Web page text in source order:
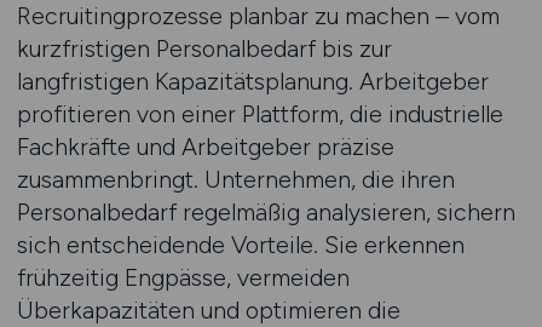
Recruitingprozesse planbar zu machen – vom
kurzfristigen Personalbedarf bis zur
langfristigen Kapazitätsplanung. Arbeitgeber
profitieren von einer Plattform, die industrielle
Fachkräfte und Arbeitgeber präzise
zusammenbringt. Unternehmen, die ihren
Personalbedarf regelmäßig analysieren, sichern
sich entscheidende Vorteile. Sie erkennen
frühzeitig Engpässe, vermeiden
Überkapazitäten und optimieren die